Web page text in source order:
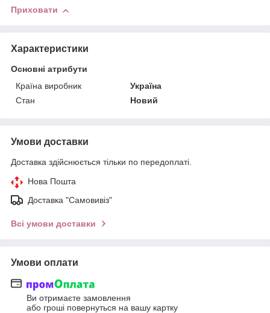
Приховати
Характеристики
Основні атрибути
Країна виробник
Україна
Стан
Новий
Умови доставки
Доставка здійснюється тільки по передоплаті.
Нова Пошта
Доставка "Самовивіз"
Всі умови доставки
Умови оплати
Ви отримаєте замовлення
або гроші повернуться на вашу картку